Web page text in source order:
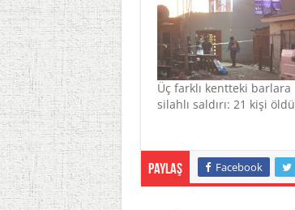
Üç farklı kentteki barlara
silahlı saldırı: 21 kişi öldü
Paylaş Facebook